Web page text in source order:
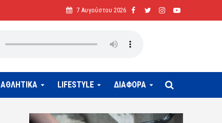
7 Αυγούστου 2026
ΑΘΛΗΤΙΚΑ LIFESTYLE ΔΙΑΦΟΡΑ